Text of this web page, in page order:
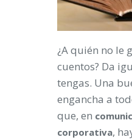
¿A quién no le
cuentos? Da
tengas. Una
engancha a
que, en
corporativa,